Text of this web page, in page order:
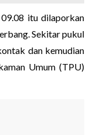
itu dilaporkan
Sekitar pukul
dan kemudian
Umum (TPU)